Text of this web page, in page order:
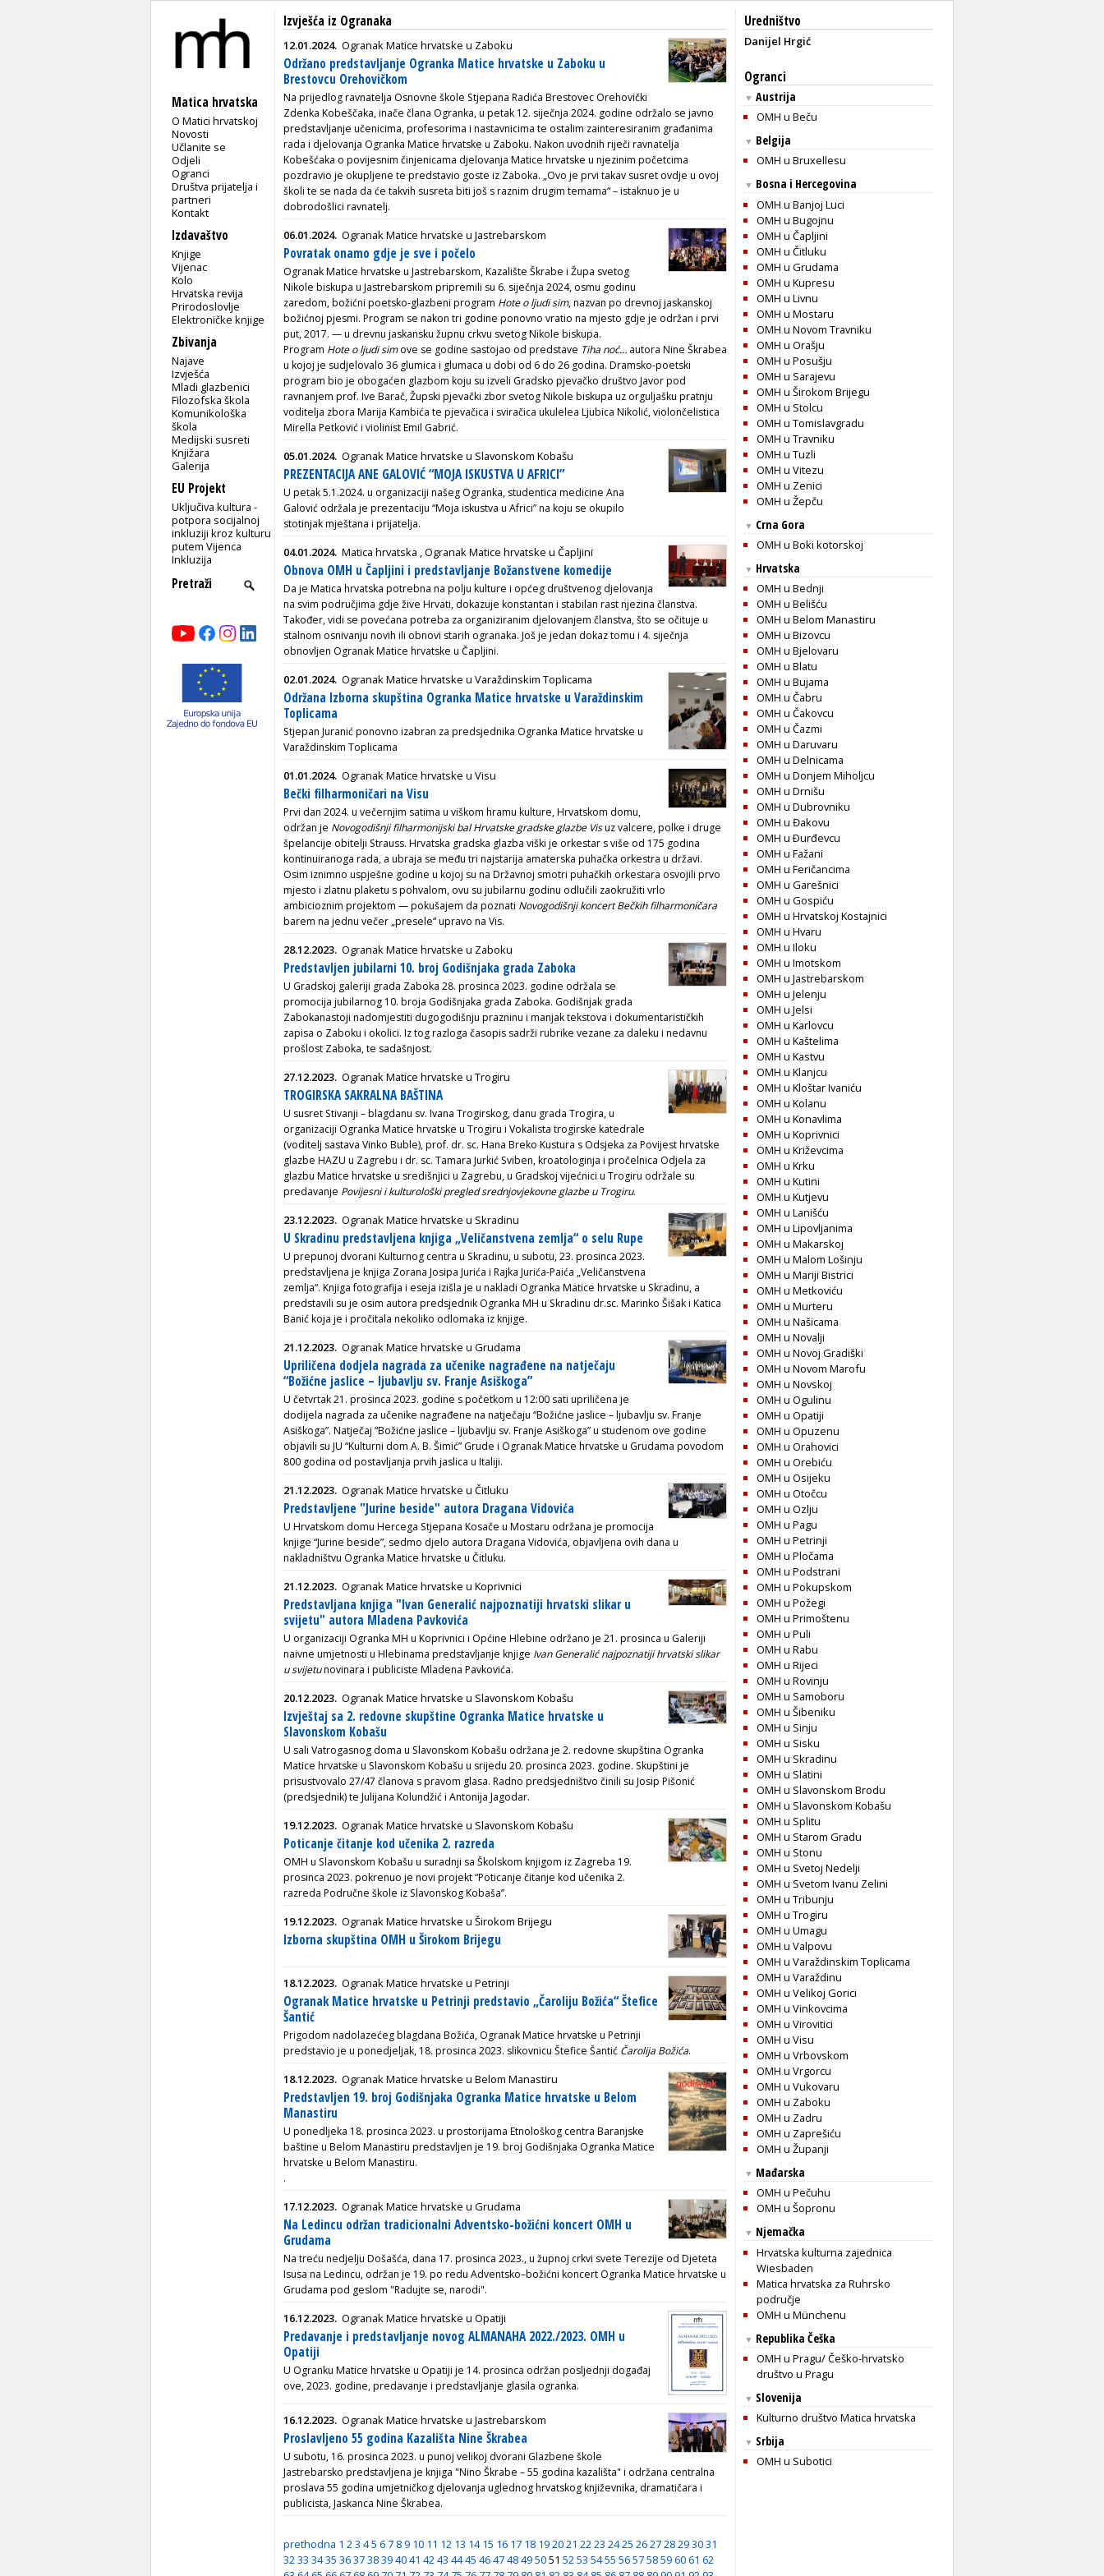
Matica hrvatska
O Matici hrvatskoj
Novosti
Učlanite se
Odjeli
Ogranci
Društva prijatelja i
partneri
Kontakt
Izdavaštvo
Knjige
Vijenac
Kolo
Hrvatska revija
Prirodoslovlje
Elektroničke knjige
Zbivanja
Najave
Izvješća
Mladi glazbenici
Filozofska škola
Komunikološka
škola
Medijski susreti
Knjižara
Galerija
EU Projekt
Uključiva kultura -
potpora socijalnoj
inkluziji kroz kulturu
putem Vijenca
Inkluzija
Izvješća iz Ogranaka
12.01.2024. Ogranak Matice hrvatske u Zaboku
Održano predstavljanje Ogranka Matice hrvatske u Zaboku u
Brestovcu Orehovičkom
Na prijedlog ravnatelja Osnovne škole Stjepana Radića Brestovec Orehovički
Zdenka Kobeščaka, inače člana Ogranka, u petak 12. siječnja 2024. godine održalo se javno
predstavljanje učenicima, profesorima i nastavnicima te ostalim zainteresiranim građanima
rada i djelovanja Ogranka Matice hrvatske u Zaboku. Nakon uvodnih riječi ravnatelja
Kobešćaka o povijesnim činjenicama djelovanja Matice hrvatske u njezinim početcima
pozdravio je okupljene te predstavio goste iz Zaboka. „Ovo je prvi takav susret ovdje u ovoj
školi te se nada da će takvih susreta biti još s raznim drugim temama“ – istaknuo je u
dobrodošlici ravnatelj.
06.01.2024. Ogranak Matice hrvatske u Jastrebarskom
Povratak onamo gdje je sve i počelo
Ogranak Matice hrvatske u Jastrebarskom, Kazalište Škrabe i Župa svetog
Nikole biskupa u Jastrebarskom pripremili su 6. siječnja 2024, osmu godinu
zaredom, božićni poetsko-glazbeni program Hote o ljudi sim, nazvan po drevnoj jaskanskoj
božićnoj pjesmi. Program se nakon tri godine ponovno vratio na mjesto gdje je održan i prvi
put, 2017. — u drevnu jaskansku župnu crkvu svetog Nikole biskupa.
Program Hote o ljudi simove se godine sastojao od predstave Tiha noć… autora Nine Škrabea
u kojoj je sudjelovalo 36 glumica i glumaca u dobi od 6 do 26 godina. Dramsko-poetski
program bio je obogaćen glazbom koju su izveli Gradsko pjevačko društvo Javor pod
ravnanjem prof. Ive Barač, Župski pjevački zbor svetog Nikole biskupa uz orguljašku pratnju
voditelja zbora Marija Kambića te pjevačica i sviračica ukulelea Ljubica Nikolić, violončelistica
Mirella Petković i violinist Emil Gabrić.
05.01.2024. Ogranak Matice hrvatske u Slavonskom Kobašu
PREZENTACIJA ANE GALOVIĆ “MOJA ISKUSTVA U AFRICI”
U petak 5.1.2024. u organizaciji našeg Ogranka, studentica medicine Ana
Galović održala je prezentaciju “Moja iskustva u Africi” na koju se okupilo
stotinjak mještana i prijatelja.
04.01.2024. Matica hrvatska ,Ogranak Matice hrvatske u Čapljini
Obnova OMH u Čapljini i predstavljanje Božanstvene komedije
Da je Matica hrvatska potrebna na polju kulture i općeg društvenog djelovanja
na svim područjima gdje žive Hrvati, dokazuje konstantan i stabilan rast njezina članstva.
Također, vidi se povećana potreba za organiziranim djelovanjem članstva, što se očituje u
stalnom osnivanju novih ili obnovi starih ogranaka. Još je jedan dokaz tomu i 4. siječnja
obnovljen Ogranak Matice hrvatske u Čapljini.
02.01.2024. Ogranak Matice hrvatske u Varaždinskim Toplicama
Održana Izborna skupština Ogranka Matice hrvatske u Varaždinskim
Toplicama
Stjepan Juranić ponovno izabran za predsjednika Ogranka Matice hrvatske u
Varaždinskim Toplicama
01.01.2024. Ogranak Matice hrvatske u Visu
Bečki filharmoničari na Visu
Prvi dan 2024. u večernjim satima u viškom hramu kulture, Hrvatskom domu,
održan je Novogodišnji filharmonijski bal Hrvatske gradske glazbe Visuz valcere, polke i druge
špelancije obitelji Strauss. Hrvatska gradska glazba viški je orkestar s više od 175 godina
kontinuiranoga rada, a ubraja se među tri najstarija amaterska puhačka orkestra u državi.
Osim iznimno uspješne godine u kojoj su na Državnoj smotri puhačkih orkestara osvojili prvo
mjesto i zlatnu plaketu s pohvalom, ovu su jubilarnu godinu odlučili zaokružiti vrlo
ambicioznim projektom — pokušajem da poznati Novogodišnji koncert Bečkih filharmoničara
barem na jednu večer „presele“ upravo na Vis.
28.12.2023. Ogranak Matice hrvatske u Zaboku
Predstavljen jubilarni 10. broj Godišnjaka grada Zaboka
U Gradskoj galeriji grada Zaboka 28. prosinca 2023. godine održala se
promocija jubilarnog 10. broja Godišnjaka grada Zaboka. Godišnjak grada
Zabokanastoji nadomjestiti dugogodišnju prazninu i manjak tekstova i dokumentarističkih
zapisa o Zaboku i okolici. Iz tog razloga časopis sadrži rubrike vezane za daleku i nedavnu
prošlost Zaboka, te sadašnjost.
27.12.2023. Ogranak Matice hrvatske u Trogiru
TROGIRSKA SAKRALNA BAŠTINA
U susret Stivanji – blagdanu sv. Ivana Trogirskog, danu grada Trogira, u
organizaciji Ogranka Matice hrvatske u Trogiru i Vokalista trogirske katedrale
(voditelj sastava Vinko Buble), prof. dr. sc. Hana Breko Kustura s Odsjeka za Povijest hrvatske
glazbe HAZU u Zagrebu i dr. sc. Tamara Jurkić Sviben, kroatologinja i pročelnica Odjela za
glazbu Matice hrvatske u središnjici u Zagrebu, u Gradskoj vijećnici u Trogiru održale su
predavanje Povijesni i kulturološki pregled srednjovjekovne glazbe u Trogiru.
23.12.2023. Ogranak Matice hrvatske u Skradinu
U Skradinu predstavljena knjiga „Veličanstvena zemlja“ o selu Rupe
U prepunoj dvorani Kulturnog centra u Skradinu, u subotu, 23. prosinca 2023.
predstavljena je knjiga Zorana Josipa Jurića i Rajka Jurića-Paića „Veličanstvena
zemlja“. Knjiga fotografija i eseja izišla je u nakladi Ogranka Matice hrvatske u Skradinu, a
predstavili su je osim autora predsjednik Ogranka MH u Skradinu dr.sc. Marinko Šišak i Katica
Banić koja je i pročitala nekoliko odlomaka iz knjige.
21.12.2023. Ogranak Matice hrvatske u Grudama
Upriličena dodjela nagrada za učenike nagrađene na natječaju
“Božićne jaslice – ljubavlju sv. Franje Asiškoga”
U četvrtak 21. prosinca 2023. godine s početkom u 12:00 sati upriličena je
dodijela nagrada za učenike nagrađene na natječaju “Božićne jaslice – ljubavlju sv. Franje
Asiškoga”. Natječaj “Božićne jaslice – ljubavlju sv. Franje Asiškoga” u studenom ove godine
objavili su JU “Kulturni dom A. B. Šimić” Grude i Ogranak Matice hrvatske u Grudama povodom
800 godina od postavljanja prvih jaslica u Italiji.
21.12.2023. Ogranak Matice hrvatske u Čitluku
Predstavljene "Jurine beside" autora Dragana Vidovića
U Hrvatskom domu Hercega Stjepana Kosače u Mostaru održana je promocija
knjige “Jurine beside”, sedmo djelo autora Dragana Vidovića, objavljena ovih dana u
nakladništvu Ogranka Matice hrvatske u Čitluku.
21.12.2023. Ogranak Matice hrvatske u Koprivnici
Predstavljana knjiga "Ivan Generalić najpoznatiji hrvatski slikar u
svijetu" autora Mladena Pavkovića
U organizaciji Ogranka MH u Koprivnici i Općine Hlebine održano je 21. prosinca u Galeriji
naivne umjetnosti u Hlebinama predstavljanje knjige Ivan Generalić najpoznatiji hrvatski slikar
u svijetunovinara i publiciste Mladena Pavkovića.
20.12.2023. Ogranak Matice hrvatske u Slavonskom Kobašu
Izvještaj sa 2. redovne skupštine Ogranka Matice hrvatske u
Slavonskom Kobašu
U sali Vatrogasnog doma u Slavonskom Kobašu održana je 2. redovne skupština Ogranka
Matice hrvatske u Slavonskom Kobašu u srijedu 20. prosinca 2023. godine. Skupštini je
prisustvovalo 27/47 članova s pravom glasa. Radno predsjedništvo činili su Josip Pišonić
(predsjednik) te Julijana Kolundžić i Antonija Jagodar.
19.12.2023. Ogranak Matice hrvatske u Slavonskom Kobašu
Poticanje čitanje kod učenika 2. razreda
OMH u Slavonskom Kobašu u suradnji sa Školskom knjigom iz Zagreba 19.
prosinca 2023. pokrenuo je novi projekt “Poticanje čitanje kod učenika 2.
razreda Područne škole iz Slavonskog Kobaša”.
19.12.2023. Ogranak Matice hrvatske u Širokom Brijegu
Izborna skupština OMH u Širokom Brijegu
18.12.2023. Ogranak Matice hrvatske u Petrinji
Ogranak Matice hrvatske u Petrinji predstavio „Čaroliju Božića“ Štefice
Šantić
Prigodom nadolazećeg blagdana Božića, Ogranak Matice hrvatske u Petrinji
predstavio je u ponedjeljak, 18. prosinca 2023. slikovnicu Štefice Šantić Čarolija Božića.
18.12.2023. Ogranak Matice hrvatske u Belom Manastiru
Predstavljen 19. broj Godišnjaka Ogranka Matice hrvatske u Belom
Manastiru
U ponedljeka 18. prosinca 2023. u prostorijama Etnološkog centra Baranjske
baštine u Belom Manastiru predstavljen je 19. broj Godišnjaka Ogranka Matice
hrvatske u Belom Manastiru.
.
17.12.2023. Ogranak Matice hrvatske u Grudama
Na Ledincu održan tradicionalni Adventsko-božićni koncert OMH u
Grudama
Na treću nedjelju Došašća, dana 17. prosinca 2023., u župnoj crkvi svete Terezije od Djeteta
Isusa na Ledincu, održan je 19. po redu Adventsko–božićni koncert Ogranka Matice hrvatske u
Grudama pod geslom "Radujte se, narodi".
16.12.2023. Ogranak Matice hrvatske u Opatiji
Predavanje i predstavljanje novog ALMANAHA 2022./2023. OMH u
Opatiji
U Ogranku Matice hrvatske u Opatiji je 14. prosinca održan posljednji događaj
ove, 2023. godine, predavanje i predstavljanje glasila ogranka.
16.12.2023. Ogranak Matice hrvatske u Jastrebarskom
Proslavljeno 55 godina Kazališta Nine Škrabea
U subotu, 16. prosinca 2023. u punoj velikoj dvorani Glazbene škole
Jastrebarsko predstavljena je knjiga "Nino Škrabe – 55 godina kazališta" i održana centralna
proslava 55 godina umjetničkog djelovanja uglednog hrvatskog književnika, dramatičara i
publicista, Jaskanca Nine Škrabea.
prethodna 1 23 45 6 7 8 9 10 11 12 13 14 15 16 17 18 192021 2223 2425 262728293031
3233 3435 363738394041 4243 4445 464748495051 5253 5455 56575859 60 61 62
Uredništvo
Danijel Hrgić
Ogranci
▼ Austrija
OMH u Beču
▼ Belgija
OMH u Bruxellesu
▼ Bosna i Hercegovina
OMH u Banjoj Luci
OMH u Bugojnu
OMH u Čapljini
OMH u Čitluku
OMH u Grudama
OMH u Kupresu
OMH u Livnu
OMH u Mostaru
OMH u Novom Travniku
OMH u Orašju
OMH u Posušju
OMH u Sarajevu
OMH u Širokom Brijegu
OMH u Stolcu
OMH u Tomislavgradu
OMH u Travniku
OMH u Tuzli
OMH u Vitezu
OMH u Zenici
OMH u Žepču
▼ Crna Gora
OMH u Boki kotorskoj
▼ Hrvatska
OMH u Bednji
OMH u Belišću
OMH u Belom Manastiru
OMH u Bizovcu
OMH u Bjelovaru
OMH u Blatu
OMH u Bujama
OMH u Čabru
OMH u Čakovcu
OMH u Čazmi
OMH u Daruvaru
OMH u Delnicama
OMH u Donjem Miholjcu
OMH u Drnišu
OMH u Dubrovniku
OMH u Đakovu
OMH u Ðurđevcu
OMH u Fažani
OMH u Feričancima
OMH u Garešnici
OMH u Gospiću
OMH u Hrvatskoj Kostajnici
OMH u Hvaru
OMH u Iloku
OMH u Imotskom
OMH u Jastrebarskom
OMH u Jelenju
OMH u Jelsi
OMH u Karlovcu
OMH u Kaštelima
OMH u Kastvu
OMH u Klanjcu
OMH u Kloštar Ivaniću
OMH u Kolanu
OMH u Konavlima
OMH u Koprivnici
OMH u Križevcima
OMH u Krku
OMH u Kutini
OMH u Kutjevu
OMH u Lanišću
OMH u Lipovljanima
OMH u Makarskoj
OMH u Malom Lošinju
OMH u Mariji Bistrici
OMH u Metkoviću
OMH u Murteru
OMH u Našicama
OMH u Novalji
OMH u Novoj Gradiški
OMH u Novom Marofu
OMH u Novskoj
OMH u Ogulinu
OMH u Opatiji
OMH u Opuzenu
OMH u Orahovici
OMH u Orebiću
OMH u Osijeku
OMH u Otočcu
OMH u Ozlju
OMH u Pagu
OMH u Petrinji
OMH u Pločama
OMH u Podstrani
OMH u Pokupskom
OMH u Požegi
OMH u Primoštenu
OMH u Puli
OMH u Rabu
OMH u Rijeci
OMH u Rovinju
OMH u Samoboru
OMH u Šibeniku
OMH u Sinju
OMH u Sisku
OMH u Skradinu
OMH u Slatini
OMH u Slavonskom Brodu
OMH u Slavonskom Kobašu
OMH u Splitu
OMH u Starom Gradu
OMH u Stonu
OMH u Svetoj Nedelji
OMH u Svetom Ivanu Zelini
OMH u Tribunju
OMH u Trogiru
OMH u Umagu
OMH u Valpovu
OMH u Varaždinskim Toplicama
OMH u Varaždinu
OMH u Velikoj Gorici
OMH u Vinkovcima
OMH u Virovitici
OMH u Visu
OMH u Vrbovskom
OMH u Vrgorcu
OMH u Vukovaru
OMH u Zaboku
OMH u Zadru
OMH u Zaprešiću
OMH u Županji
▼ Mađarska
OMH u Pečuhu
OMH u Šopronu
▼ Njemačka
Hrvatska kulturna zajednica
Wiesbaden
Matica hrvatska za Ruhrsko
područje
OMH u Münchenu
▼ Republika Češka
OMH u Pragu/ Češko-hrvatsko
društvo u Pragu
▼ Slovenija
Kulturno društvo Matica hrvatska
▼ Srbija
OMH u Subotici